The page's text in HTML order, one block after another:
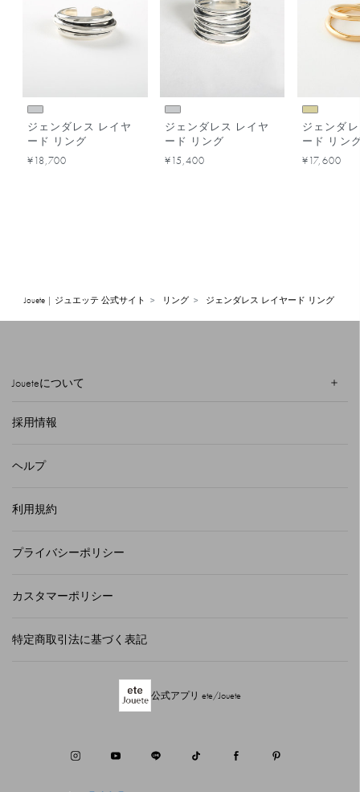
ジェンダレス レイヤ
ード リング
¥18,700
ジェンダレス レイヤ
ード リング
¥15,400
ジェンダ
ード リン
¥17,600
Jouete | ジュエッテ 公式サイト リング ジェンダレス レイヤード リング
Joueteについて
採用情報
ヘルプ
利用規約
プライバシーポリシー
カスタマーポリシー
特定商取引法に基づく表記
公式アプリ ete/Jouete